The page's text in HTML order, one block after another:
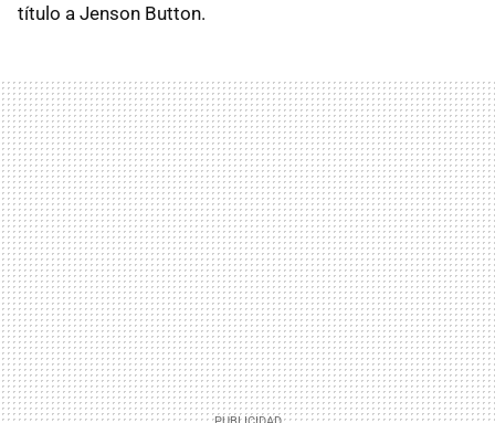
título a Jenson Button.